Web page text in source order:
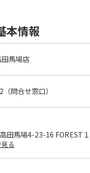
本情報
馬場店
問合せ窓口）
田馬場4-23-16 FOREST
る